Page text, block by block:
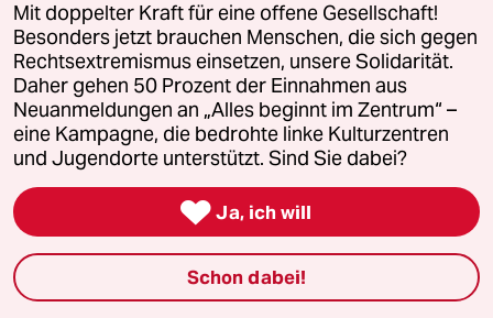
taz lab Infobrief
Veranstaltungen
Demnächst
Live im Stream
Mit doppelter Kraft für eine offene Gesellschaft!
Besonders jetzt brauchen Menschen, die sich gegen
Rechtsextremismus einsetzen, unsere Solidarität.
Daher gehen 50 Prozent der Einnahmen aus
Neuanmeldungen an „Alles beginnt im Zentrum“ –
eine Kampagne, die bedrohte linke Kulturzentren
und Jugendorte unterstützt. Sind Sie dabei?
 Ja, ich will
Schon dabei!